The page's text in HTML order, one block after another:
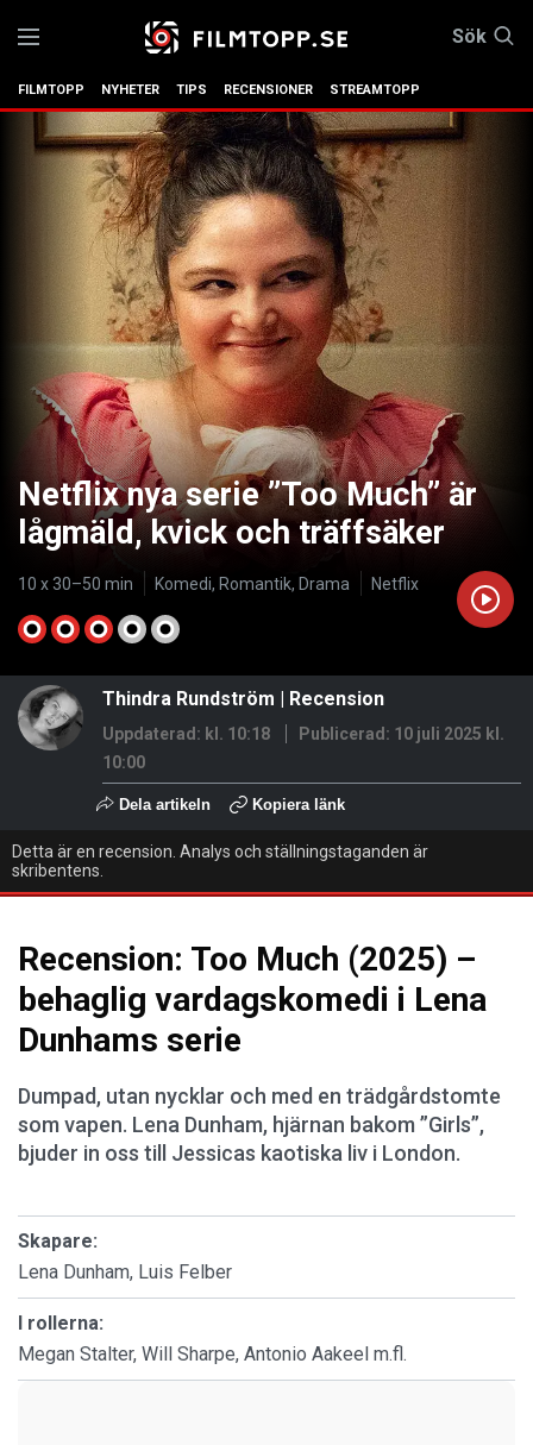
Sök
FILMTOPP NYHETER TIPS RECENSIONER STREAMTOPP
Netflix nya serie ”Too Much” är
lågmäld, kvick och träffsäker
10 x 30–50 min Komedi, Romantik, Drama Netflix
Thindra Rundström | Recension
Uppdaterad: kl. 10:18 Publicerad: 10 juli 2025 kl.
10:00
Dela artikeln Kopiera länk
Detta är en recension. Analys och ställningstaganden är
skribentens.
Recension: Too Much (2025) –
behaglig vardagskomedi i Lena
Dunhams serie
Dumpad, utan nycklar och med en trädgårdstomte
som vapen. Lena Dunham, hjärnan bakom ”Girls”,
bjuder in oss till Jessicas kaotiska liv i London.
Skapare:
Lena Dunham, Luis Felber
I rollerna:
Megan Stalter, Will Sharpe, Antonio Aakeel m.fl.